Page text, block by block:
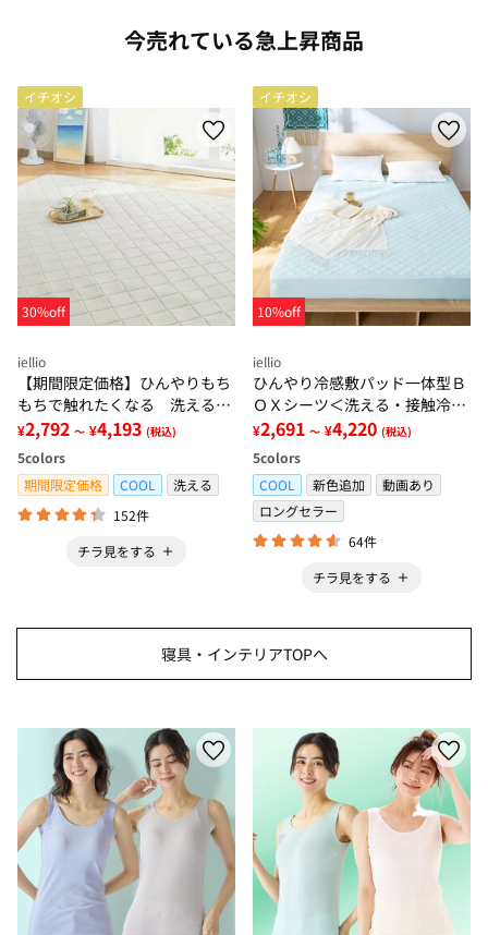
今売れている急上昇商品
イチオシ
30%off
iellio
【期間限定価格】ひんやりもち
もちで触れたくなる 洗えるラ
グ＜低反発・滑りにくい・接触
冷感・防ダニ・カーペット＞
¥2,792 ～ ¥4,193 (税込)
5colors
期間限定価格
COOL
洗える
152件
チラ見をする
イチオシ
10%off
iellio
ひんやり冷感敷パッド一体型Ｂ
ＯＸシーツ＜洗える・接触冷
感・抗菌防臭・時短・家事楽・
ボックスシーツ・寝苦しさ対策
＞
¥2,691 ～ ¥4,220 (税込)
5colors
COOL
新色追加
動画あり
ロングセラー
64件
チラ見をする
寝具・インテリアTOPへ